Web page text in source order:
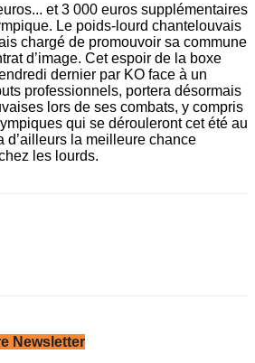
et 3 000 euros supplémentaires
Le poids-lourd chantelouvais
chargé de promouvoir sa commune
d’image. Cet espoir de la boxe
dernier par KO face à un
professionnels, portera désormais
lors de ses combats, y compris
qui se dérouleront cet été au
d’ailleurs la meilleure chance
les lourds.
Newsletter